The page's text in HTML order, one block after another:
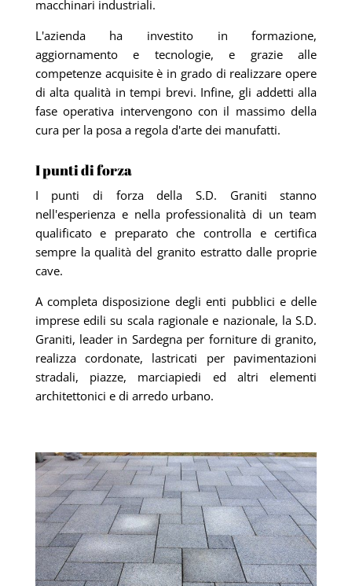
macchinari industriali.
L'azienda ha investito in formazione,
aggiornamento e tecnologie, e grazie alle
competenze acquisite è in grado di realizzare opere
di alta qualità in tempi brevi. Infine, gli addetti alla
fase operativa intervengono con il massimo della
cura per la posa a regola d'arte dei manufatti.
I punti di forza
I punti di forza della S.D. Graniti stanno
nell'esperienza e nella professionalità di un team
qualificato e preparato che controlla e certifica
sempre la qualità del granito estratto dalle proprie
cave.
A completa disposizione degli enti pubblici e delle
imprese edili su scala ragionale e nazionale, la S.D.
Graniti, leader in Sardegna per forniture di granito,
realizza cordonate, lastricati per pavimentazioni
stradali, piazze, marciapiedi ed altri elementi
architettonici e di arredo urbano.